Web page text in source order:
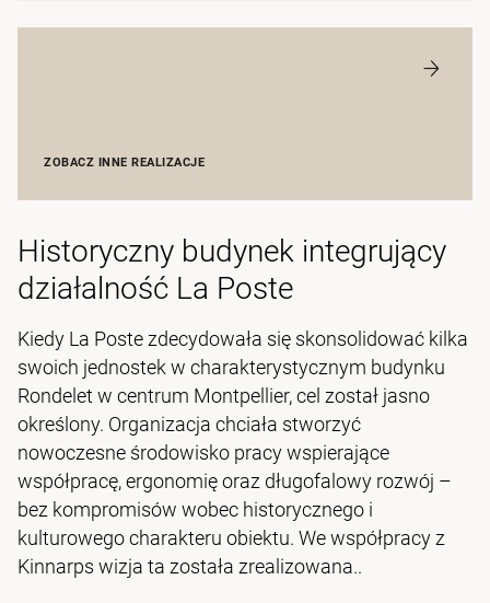
ZOBACZ INNE REALIZACJE
Historyczny budynek integrujący
działalność La Poste
Kiedy La Poste zdecydowała się skonsolidować kilka
swoich jednostek w charakterystycznym budynku
Rondelet w centrum Montpellier, cel został jasno
określony. Organizacja chciała stworzyć
nowoczesne środowisko pracy wspierające
współpracę, ergonomię oraz długofalowy rozwój –
bez kompromisów wobec historycznego i
kulturowego charakteru obiektu. We współpracy z
Kinnarps wizja ta została zrealizowana..